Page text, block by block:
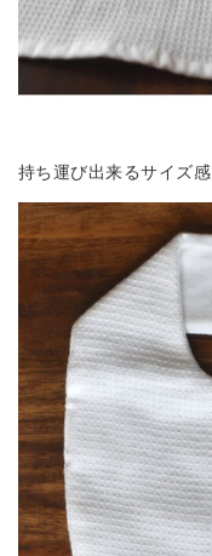
持ち運び出来るサイズ感